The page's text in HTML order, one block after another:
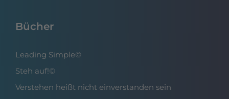
Bücher
Leading Simple©
Steh auf!©
Verstehen heißt nicht einverstanden sein